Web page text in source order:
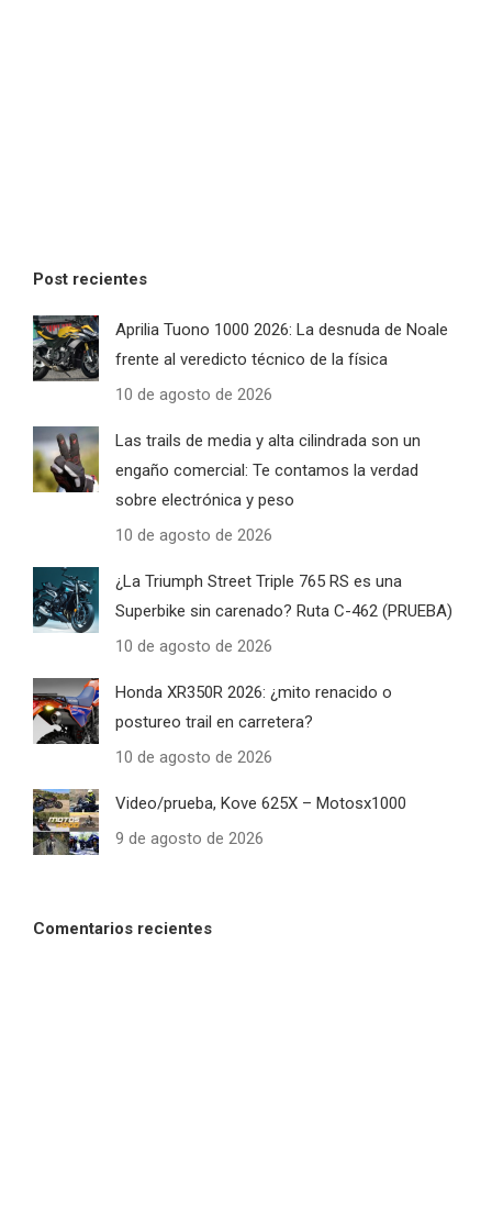
Post recientes
Aprilia Tuono 1000 2026: La desnuda de Noale
frente al veredicto técnico de la física
10 de agosto de 2026
Las trails de media y alta cilindrada son un
engaño comercial: Te contamos la verdad
sobre electrónica y peso
10 de agosto de 2026
¿La Triumph Street Triple 765 RS es una
Superbike sin carenado? Ruta C-462 (PRUEBA)
10 de agosto de 2026
Honda XR350R 2026: ¿mito renacido o
postureo trail en carretera?
10 de agosto de 2026
Video/prueba, Kove 625X – Motosx1000
9 de agosto de 2026
Comentarios recientes